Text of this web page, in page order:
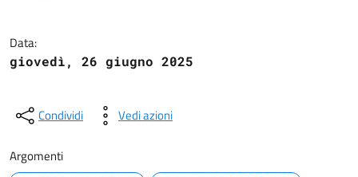
Data:
giovedì, 26 giugno 2025
Condividi Vedi azioni
Argomenti